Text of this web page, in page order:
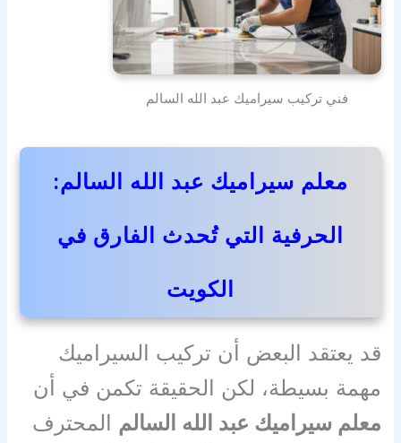
فني تركيب سيراميك عبد الله السالم
معلم سيراميك عبد الله السالم:
الحرفية التي تُحدث الفارق في
الكويت
قد يعتقد البعض أن تركيب السيراميك
مهمة بسيطة، لكن الحقيقة تكمن في أن
معلم سيراميك عبد الله السالم المحترف